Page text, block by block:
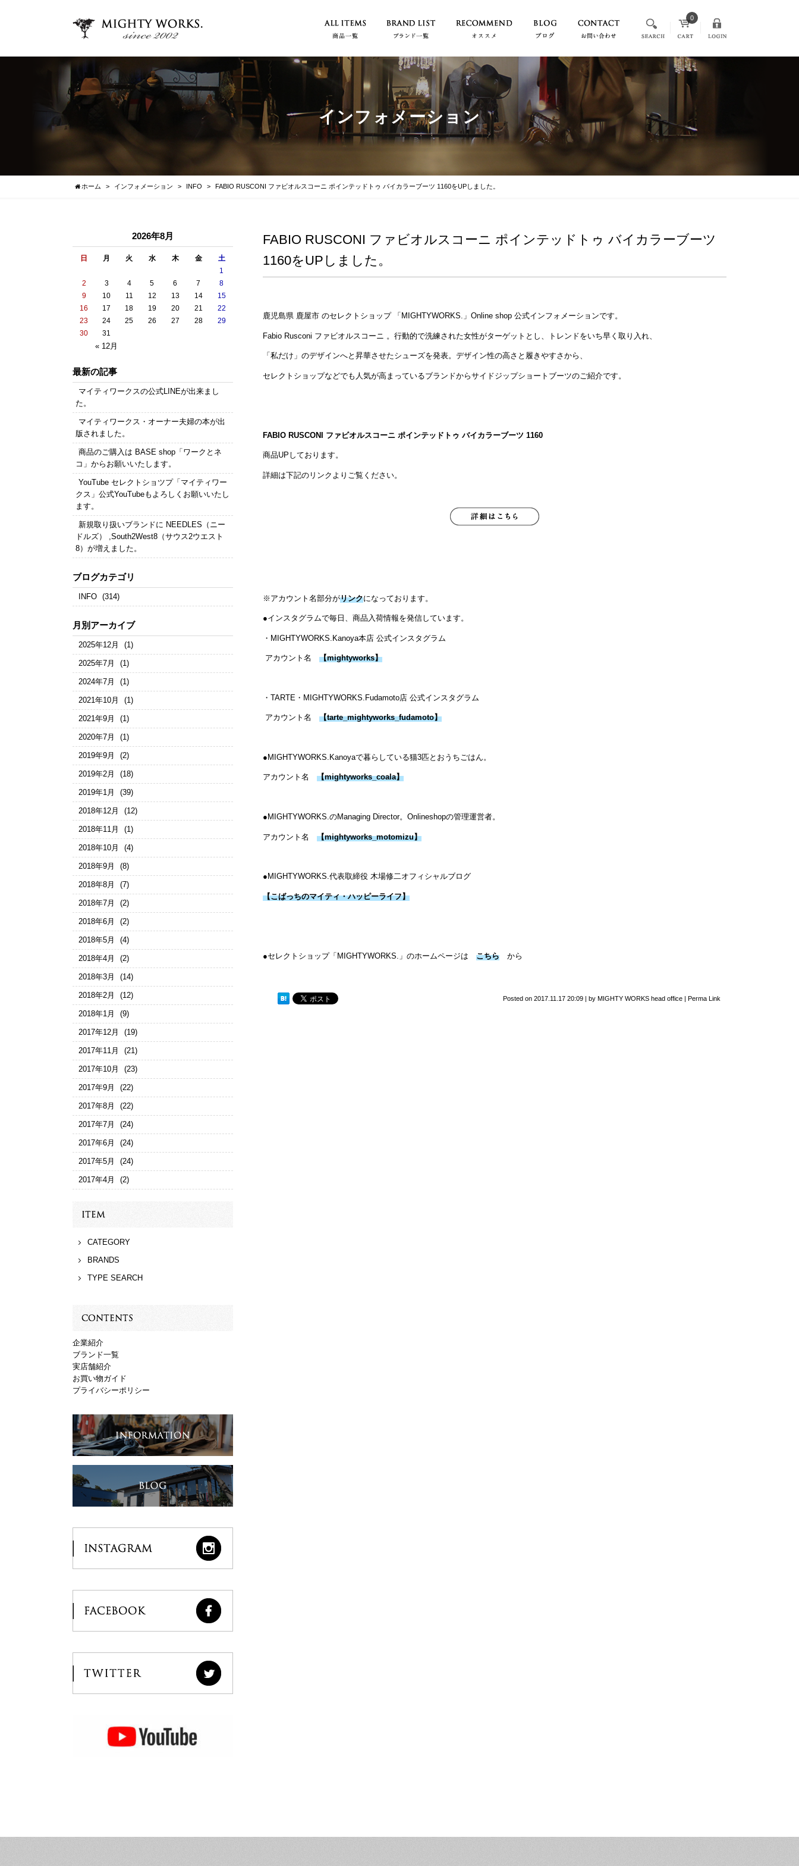
0
インフォメーション
ホーム インフォメーション INFO FABIO RUSCONI ファビオルスコーニ ポインテッドトゥ バイカラーブーツ 1160をUPしました。
FABIO RUSCONI ファビオルスコーニ ポインテッドトゥ バイカラーブーツ
1160をUPしました。
鹿児島県 鹿屋市 のセレクトショップ 「MIGHTYWORKS.」Online shop 公式インフォメーションです。
Fabio Rusconi ファビオルスコーニ 。行動的で洗練された女性がターゲットとし、トレンドをいち早く取り入れ、
「私だけ」のデザインへと昇華させたシューズを発表。デザイン性の高さと履きやすさから、
セレクトショップなどでも人気が高まっているブランドからサイドジップショートブーツのご紹介です。
FABIO RUSCONI ファビオルスコーニ ポインテッドトゥ バイカラーブーツ 1160
商品UPしております。
詳細は下記のリンクよりご覧ください。
※アカウント名部分がリンクになっております。
●インスタグラムで毎日、商品入荷情報を発信しています。
・MIGHTYWORKS.Kanoya本店 公式インスタグラム
アカウント名 【mightyworks】
・TARTE・MIGHTYWORKS.Fudamoto店 公式インスタグラム
アカウント名 【tarte_mightyworks_fudamoto】
●MIGHTYWORKS.Kanoyaで暮らしている猫3匹とおうちごはん。
アカウント名 【mightyworks_coala】
●MIGHTYWORKS.のManaging Director。Onlineshopの管理運営者。
アカウント名 【mightyworks_motomizu】
●MIGHTYWORKS.代表取締役 木場修二オフィシャルブログ
【こばっちのマイティ・ハッピーライフ】
●セレクトショップ「MIGHTYWORKS.」のホームページは こちら から
Posted on 2017.11.17 20:09 | by MIGHTY WORKS head office | Perma Link
2026年8月
日 月 火 水 木 金 土
« 12月
1
2
3 4 5 6 7
8
9
10 11 12 13 14
15
16
17 18 19 20 21
22
23
24 25 26 27 28
29
30
31
最新の記事
マイティワークスの公式LINEが出来まし
た。
マイティワークス・オーナー夫婦の本が出
版されました。
商品のご購入は BASE shop「ワークとネ
コ」からお願いいたします。
YouTube セレクトショツプ「マイティワー
クス」公式YouTubeもよろしくお願いいたし
ます。
新規取り扱いブランドに NEEDLES（ニー
ドルズ） ,South2West8（サウス2ウエスト
8）が増えました。
ブログカテゴリ
INFO (314)
月別アーカイブ
2025年12月 (1)
2025年7月 (1)
2024年7月 (1)
2021年10月 (1)
2021年9月 (1)
2020年7月 (1)
2019年9月 (2)
2019年2月 (18)
2019年1月 (39)
2018年12月 (12)
2018年11月 (1)
2018年10月 (4)
2018年9月 (8)
2018年8月 (7)
2018年7月 (2)
2018年6月 (2)
2018年5月 (4)
2018年4月 (2)
2018年3月 (14)
2018年2月 (12)
2018年1月 (9)
2017年12月 (19)
2017年11月 (21)
2017年10月 (23)
2017年9月 (22)
2017年8月 (22)
2017年7月 (24)
2017年6月 (24)
2017年5月 (24)
2017年4月 (2)
CATEGORY
BRANDS
TYPE SEARCH
企業紹介
ブランド一覧
実店舗紹介
お買い物ガイド
プライバシーポリシー